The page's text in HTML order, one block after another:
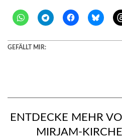
GEFÄLLT MIR:
ENTDECKE MEHR
MIRJAM-